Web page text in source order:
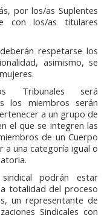
por los/as Suplentes
con los/as titulares
respetarse los
asimismo, se
Tribunales será
los miembros serán
a un grupo de
el que se integren las
de un Cuerpo
a una categoría igual o
podrán estar
totalidad del proceso
un representante de
Sindicales con